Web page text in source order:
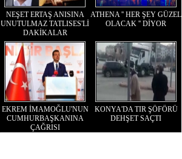
NEŞET ERTAŞ ANISINA
UNUTULMAZ TATLISES'Lİ
DAKİKALAR
ATHENA '' HER ŞEY GÜZEL
OLACAK '' DİYOR
EKREM İMAMOĞLU'NUN
CUMHURBAŞKANINA
ÇAĞRISI
KONYA'DA TIR ŞÖFÖRÜ
DEHŞET SAÇTI